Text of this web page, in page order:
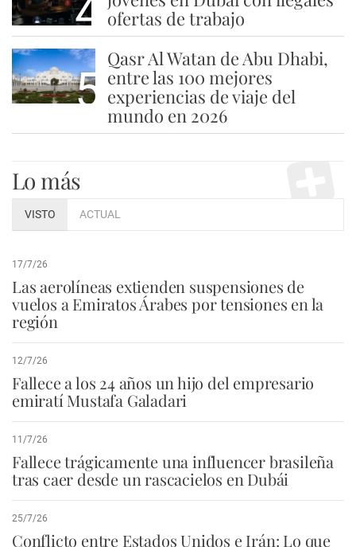
4 ofertas de trabajo
5
Qasr Al Watan de Abu Dhabi,
entre las 100 mejores
experiencias de viaje del
mundo en 2026
Lo más
VISTO ACTUAL
17/7/26
Las aerolíneas extienden suspensiones de
vuelos a Emiratos Árabes por tensiones en la
región
12/7/26
Fallece a los 24 años un hijo del empresario
emiratí Mustafa Galadari
11/7/26
Fallece trágicamente una influencer brasileña
tras caer desde un rascacielos en Dubái
25/7/26
Conflicto entre Estados Unidos e Irán: Lo que